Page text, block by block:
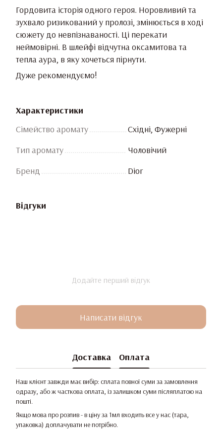
Гордовита історія одного героя. Норовливий та
зухвало ризикований у пролозі, змінюється в ході
сюжету до невпізнаваності. Ці перекати
неймовірні. В шлейфі відчутна оксамитова та
тепла аура, в яку хочеться пірнути.
Дуже рекомендуємо!
Характеристики
Сімейство аромату
Східні, Фужерні
Тип аромату
Чоловічий
Бренд
Dior
Відгуки
Додайте перший відгук
Написати відгук
Доставка Оплата
Наш клієнт завжди має вибір: сплата повної суми за замовлення
одразу, або ж часткова оплата, із залишком суми післяплатою на
пошті.
Якщо мова про розпив - в ціну за 1мл входить все у нас (тара,
упаковка) доплачувати не потрібно.